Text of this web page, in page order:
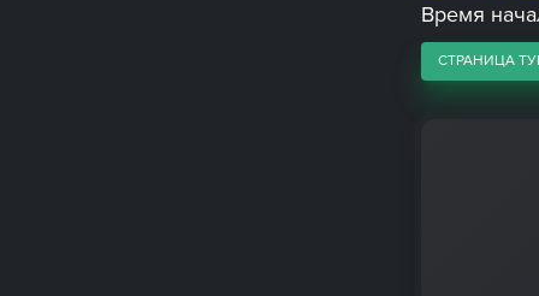
Время
СТРАНИЦА